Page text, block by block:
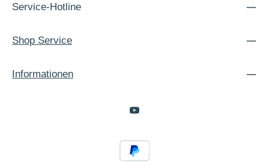
Service-Hotline
Shop Service
Informationen